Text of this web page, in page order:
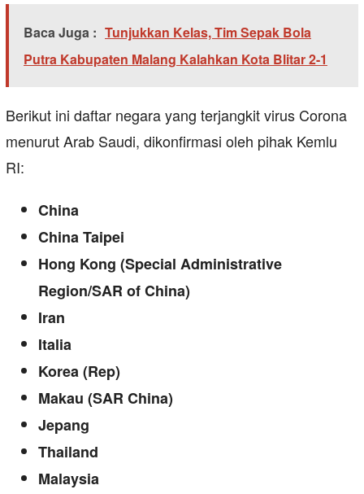
Baca Juga : Tunjukkan Kelas, Tim Sepak Bola
Putra Kabupaten Malang Kalahkan Kota Blitar 2-1
Berikut ini daftar negara yang terjangkit virus Corona
menurut Arab Saudi, dikonfirmasi oleh pihak Kemlu
RI:
China
China Taipei
Hong Kong (Special Administrative
Region/SAR of China)
Iran
Italia
Korea (Rep)
Makau (SAR China)
Jepang
Thailand
Malaysia